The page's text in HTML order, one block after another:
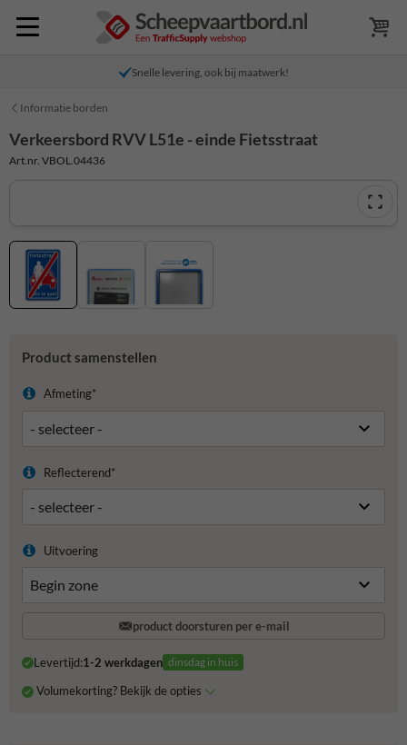
Snelle levering, ook bij maatwerk!
Informatie borden
Verkeersbord RVV L51e - einde Fietsstraat
Art.nr. VBOL.04436
Product samenstellen
Afmeting*
Reflecterend*
Uitvoering
product doorsturen per e-mail
Levertijd:1-2 werkdagen dinsdag in huis
Volumekorting? Bekijk de opties